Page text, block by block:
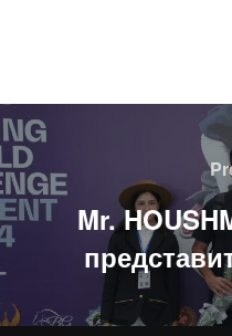
Навигация
по
записям
Mr.